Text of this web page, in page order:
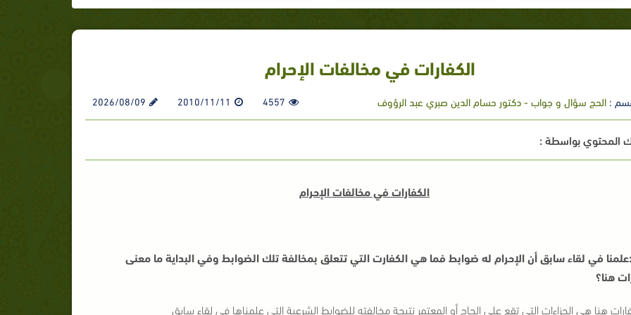
الكفارات في مخالفات الإحرام
:الحج سؤال و جواب - دكتور حسام الدين صبري عبد الرؤوف 4557
2010/11/11
2026/08/09
المحتوي بواسطة :
الكفارات في مخالفات الإحرام
في لقاء سابق أن الإحرام له ضوابط فما هي الكفارت التي تتعلق بمخالفة تلك الضوابط وفي البداية ما معنى
هنا؟
هنا هي الجزاءات التي تقع على الحاج أو المعتمر نتيجة مخالفته للضوابط الشرعية التي علمناها في لقاء سابق